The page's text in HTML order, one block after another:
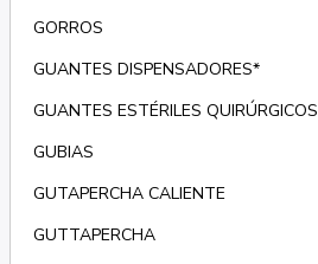
GORROS
GUANTES DISPENSADORES*
GUANTES ESTÉRILES QUIRÚRGICOS
GUBIAS
GUTAPERCHA CALIENTE
GUTTAPERCHA